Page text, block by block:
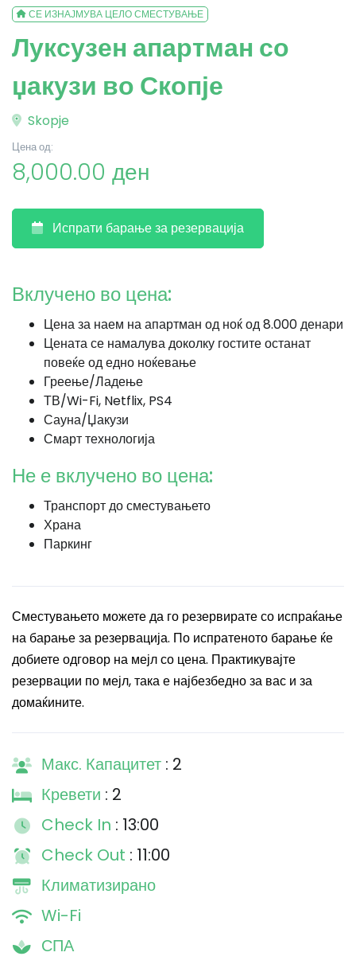
СЕ ИЗНАЈМУВА ЦЕЛО СМЕСТУВАЊЕ
Луксузен апартман со
џакузи во Скопје
Skopje
Цена од:
8,000.00 ден
Испрати барање за резервација
Вклучено во цена:
Цена за наем на апартман од ноќ од 8.000 денари
Цената се намалува доколку гостите останат
повеќе од едно ноќевање
Греење/Ладење
ТВ/Wi-Fi, Netflix, PS4
Сауна/Џакузи
Смарт технологија
Не е вклучено во цена:
Транспорт до сместувањето
Храна
Паркинг
Сместувањето можете да го резервирате со испраќање
на барање за резервација. По испратеното барање ќе
добиете одговор на мејл со цена. Практикувајте
резервации по мејл, така е најбезбедно за вас и за
домаќините.
Макс. Капацитет : 2
Кревети : 2
Check In : 13:00
Check Out : 11:00
Климатизирано
Wi-Fi
СПА